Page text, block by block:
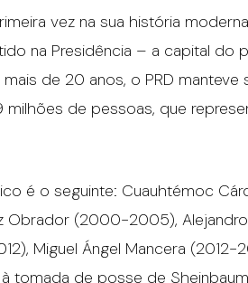
vez na sua história
na Presidência – a capital do
de 20 anos, o PRD manteve
de pessoas, que
é o seguinte: Cuauhtémoc
Obrador (2000-2005), Alejandro
Miguel Ángel Mancera (2012-
tomada de posse de